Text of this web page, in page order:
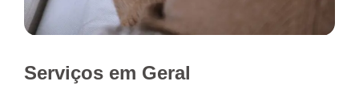
Serviços em Geral